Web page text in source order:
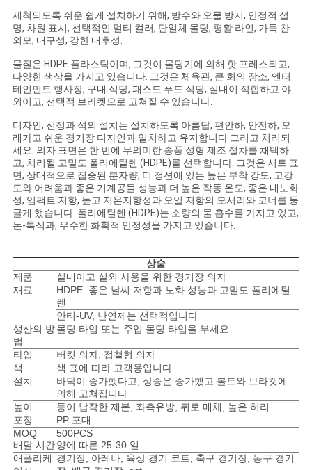
블
로
그
인
용
문
을
요
구
세
요
사
이
세척되도록 쉬운 쉽게 설치하기 위해, 방수와 오물 방지, 안정적 설
명, 차원 표시, 선택적인 멀티 컬러, 단일체 몰딩, 평활 라인, 가득 찬
외모, 내구성, 강한 내후성.
물질은 HDPE 플라스틱이며, 그것이 몰딩기에 의해 핫 프레스되고,
다양한 색상을 가지고 있습니다. 그것은 체육관, 큰 회의 장소, 엔터
테인먼트 행사장, 구내 식당, 패스드 푸드 식당, 실내이 적합하고 야
외이고, 선택적 브라켓으로 고쳐질 수 있습니다.
디자인, 선정과 석의 설치는 설치하도록 아름답, 편안하, 안전하, 오
래가고 쉬운 경기장 디자인과 일치하고 유지합니다 그리고 처리되
세요. 의자 표면은 한 번에 무의미한 송풍 성형 제조 절차를 채택하
고, 처리될 고밀도 폴리에틸렌 (HDPE)를 선택합니다. 그것은 시트 표
면, 상대적으로 집중된 분자량, 더 정션에 있는 높은 부착 강도, 고강
도와 어려움과 좋은 기계공들 성능과 더 높은 작동 온도, 좋은 내노화
성, 임팩트 저항, 높고 저온저항성과 오일 저항의 모서리와 코너를 둥
글게 했습니다. 폴리에틸렌 (HDPE)는 소량의 물 흡수를 가지고 있고,
논-톡식과, 우수한 화확적 안정성을 가지고 있습니다.
상술
제품
실내이고 실외 사용을 위한 경기장 의자
재료
HDPE :좋은 날씨 저항과 노화 성능과 고밀도 폴리에틸
렌
안티-UV, 난연제는 선택적입니다
생산의 방
법
몰딩 타입 또는 주입 몰딩 타입을 부세요
타입
버킷 의자, 접철형 의자
색
색 표에 따라 고객용입니다
설치
바닥이 증가했다고, 상승은 증가했고 볼트와 브라켓에
의해 고쳐집니다
높이
등이 납작한 제본, 좌측유방, 뒤로 매체, 높은 허리
포장
PP 포대
MOQ
500PCS
배달 시간양에 따른 25-30 일
애플리케 경기장, 아레나, 육상 경기 코트, 축구 경기장, 농구 경기